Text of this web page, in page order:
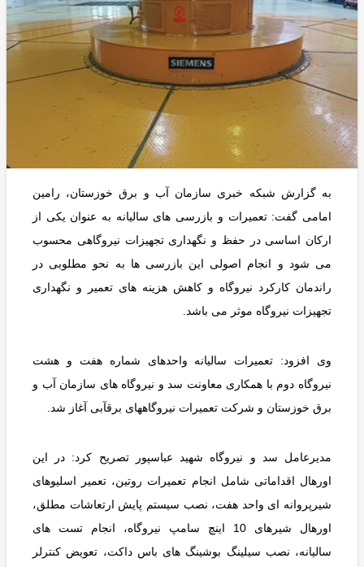
به گزارش شبکه خبری سازمان آب و برق خوزستان، رامین
امامی گفت: تعمیرات و بازرسی های سالیانه به عنوان یکی از
ارکان اساسی در حفظ و نگهداری تجهیزات نیروگاهی محسوب
می شود و انجام اصولی این بازرسی ها به نحو مطلوبی در
راندمان کارکرد نیروگاه و کاهش هزینه های تعمیر و نگهداری
تجهیزات نیروگاه موثر می باشد.
وی افزود: تعمیرات سالیانه واحدهای شماره هفت و هشت
نیروگاه دوم با همکاری معاونت سد و نیروگاه های سازمان آب و
برق خوزستان و شرکت تعمیرات نیروگاههای برقآبی آغاز شد.
مدیرعامل سد و نیروگاه شهید عباسپور تصریح کرد: در این
اورهال اقداماتی شامل انجام تعمیرات روتین، تعمیر اسلیوهای
شیرپروانه ای واحد هفت، نصب سیستم پایش ارتعاشات مطلق،
اورهال شیرهای 10 اینچ سامپ نیروگاه، انجام تست های
سالیانه، نصب سیلینگ بوشینگ های باس داکت، تعویض کنترلر